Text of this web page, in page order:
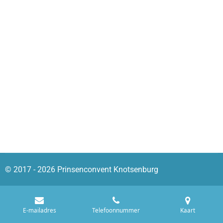
© 2017 - 2026 Prinsenconvent Knotsenburg
E-mailadres Telefoonnummer Kaart